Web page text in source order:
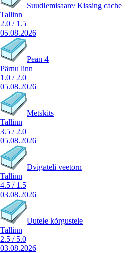
Suudlemisaare/ Kissing cache
Tallinn
2.0 / 1.5
05.08.2026
Pean 4
Pärnu linn
1.0 / 2.0
05.08.2026
Metskits
Tallinn
3.5 / 2.0
05.08.2026
Dvigateli veetorn
Tallinn
4.5 / 1.5
03.08.2026
Uutele kõrgustele
Tallinn
2.5 / 5.0
03.08.2026